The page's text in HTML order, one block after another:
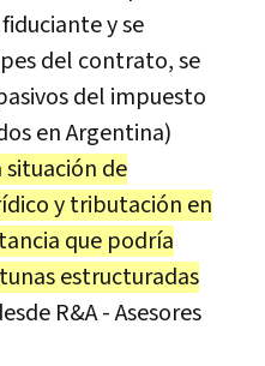
y se
del contrato, se
del impuesto
en Argentina)
de
y tributación en
que podría
estructuradas
R&A - Asesores